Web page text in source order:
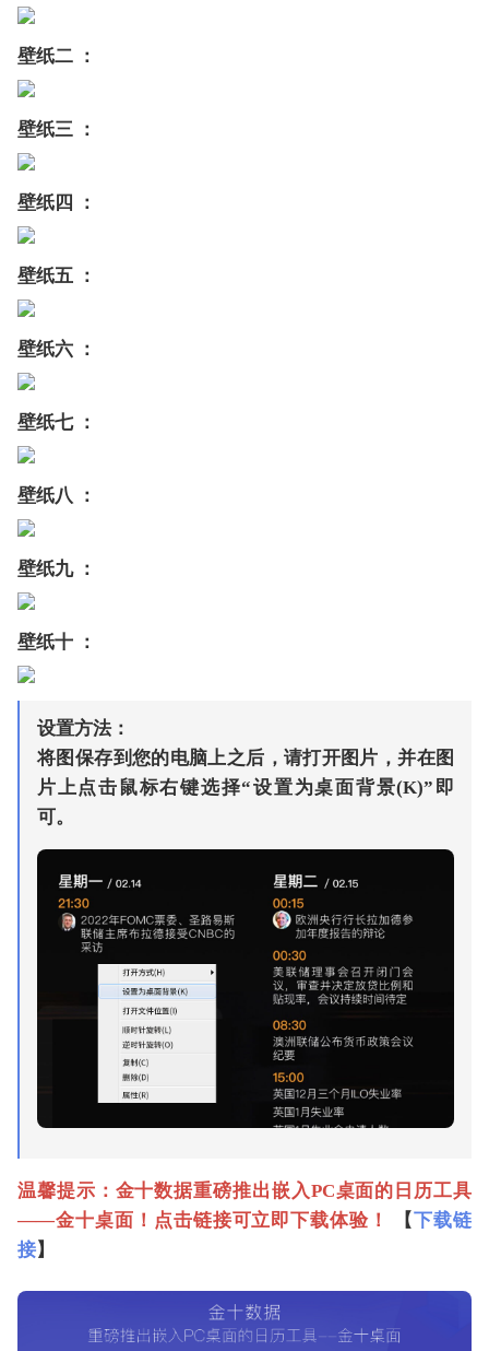
壁纸二 ：
壁纸三 ：
壁纸四 ：
壁纸五 ：
壁纸六 ：
壁纸七 ：
壁纸八 ：
壁纸九 ：
壁纸十 ：
设置方法：
将图保存到您的电脑上之后，请打开图片，并在图
片上点击鼠标右键选择“设置为桌面背景(K)”即
可。
温馨提示：金十数据重磅推出嵌入PC桌面的日历工具
——金十桌面！点击链接可立即下载体验！
【下载链
接】